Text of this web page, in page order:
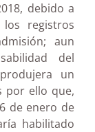
debido a
registros
aun
del
un
por ello que,
de enero de
habilitado